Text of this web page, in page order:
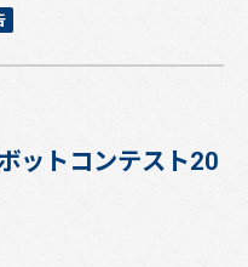
ットコンテスト20